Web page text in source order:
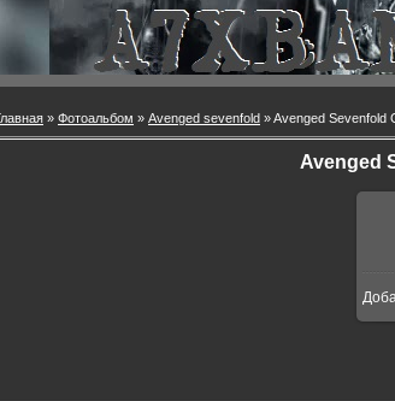
» Фотоальбом » Avenged sevenfold » Avenged Sevenfold
Avenged